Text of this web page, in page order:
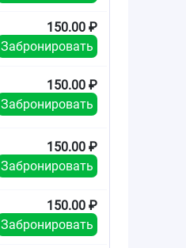
150.00 ₽
Забронировать
150.00 ₽
Забронировать
150.00 ₽
Забронировать
150.00 ₽
Забронировать